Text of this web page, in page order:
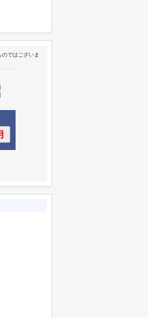
ではございま